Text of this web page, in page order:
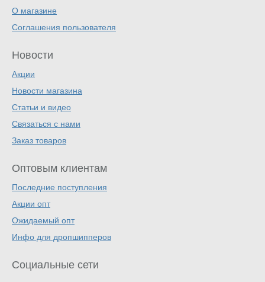
О магазине
Соглашения пользователя
Новости
Акции
Новости магазина
Статьи и видео
Связаться с нами
Заказ товаров
Оптовым клиентам
Последние поступления
Акции опт
Ожидаемый опт
Инфо для дропшипперов
Социальные сети